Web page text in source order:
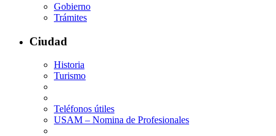
Gobierno
Trámites
Ciudad
Historia
Turismo
Teléfonos útiles
USAM – Nomina de Profesionales